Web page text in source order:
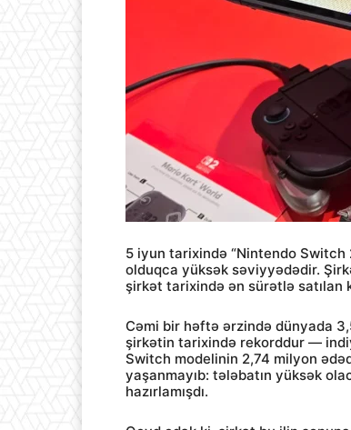
5 iyun tarixində “Nintendo
olduqca yüksək səviyyədədir.
şirkət tarixində ən sürətlə satılan
Cəmi bir həftə ərzində dünyada
şirkətin tarixində rekorddur —
Switch modelinin 2,74 milyon
yaşanmayıb: tələbatın yüksək
hazırlamışdı.